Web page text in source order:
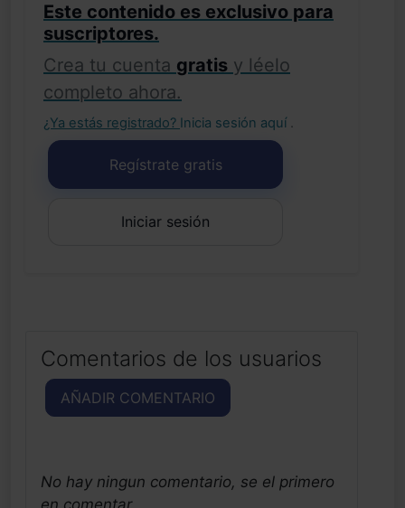
Este contenido es exclusivo para
suscriptores.
Crea tu cuenta gratis y léelo
completo ahora.
¿Ya estás registrado? Inicia sesión aquí .
Regístrate gratis
Iniciar sesión
Comentarios de los usuarios
AÑADIR COMENTARIO
No hay ningun comentario, se el primero
en comentar